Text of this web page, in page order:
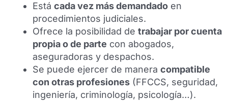
Está cada vez más demandado en
procedimientos judiciales.
Ofrece la posibilidad de trabajar por cuenta
propia o de parte con abogados,
aseguradoras y despachos.
Se puede ejercer de manera compatible
con otras profesiones (FFCCS, seguridad,
ingeniería, criminología, psicología…).